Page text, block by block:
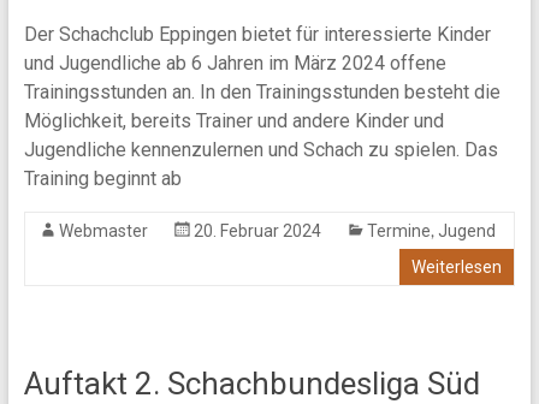
Der Schachclub Eppingen bietet für interessierte Kinder
und Jugendliche ab 6 Jahren im März 2024 offene
Trainingsstunden an. In den Trainingsstunden besteht die
Möglichkeit, bereits Trainer und andere Kinder und
Jugendliche kennenzulernen und Schach zu spielen. Das
Training beginnt ab
Webmaster 20. Februar 2024 Termine, Jugend
Weiterlesen
Auftakt 2. Schachbundesliga Süd